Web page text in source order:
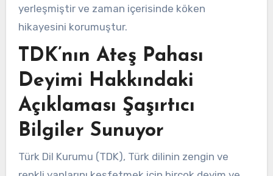
yerleşmiştir ve zaman içerisinde köken
hikayesini korumuştur.
TDK’nın Ateş Pahası
Deyimi Hakkındaki
Açıklaması Şaşırtıcı
Bilgiler Sunuyor
Türk Dil Kurumu (TDK), Türk dilinin zengin ve